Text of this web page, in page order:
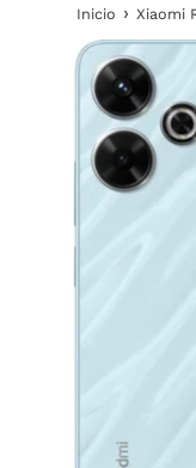
Inicio › Xiaomi